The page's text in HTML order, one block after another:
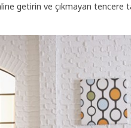
getirin ve çıkmayan tencere